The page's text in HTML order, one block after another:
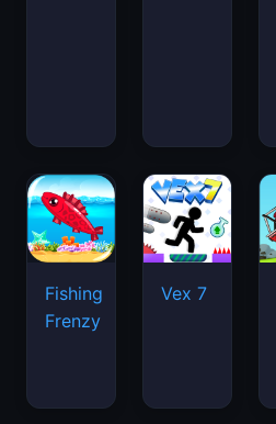
Fishing
Frenzy
Vex 7